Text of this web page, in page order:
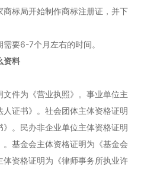
标局开始制作商标注册证，并下
要6-7个月左右的时间。
资料
件为《营业执照》。事业单位主
证书》。社会团体主体资格证明
。民办非企业单位主体资格证明
基金会主体资格证明为《基金会
资格证明为《律师事务所执业许